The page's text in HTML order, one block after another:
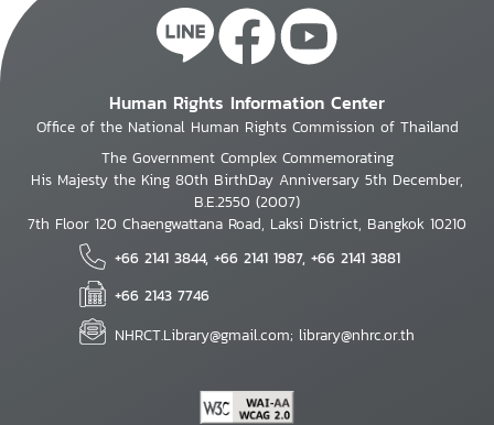
Human Rights Information Center
Office of the National Human Rights Commission of Thailand
The Government Complex Commemorating
His Majesty the King 80th BirthDay Anniversary 5th December,
B.E.2550 (2007)
7th Floor 120 Chaengwattana Road, Laksi District, Bangkok 10210
+66 2141 3844, +66 2141 1987, +66 2141 3881
+66 2143 7746
NHRCT.Library@gmail.com; library@nhrc.or.th